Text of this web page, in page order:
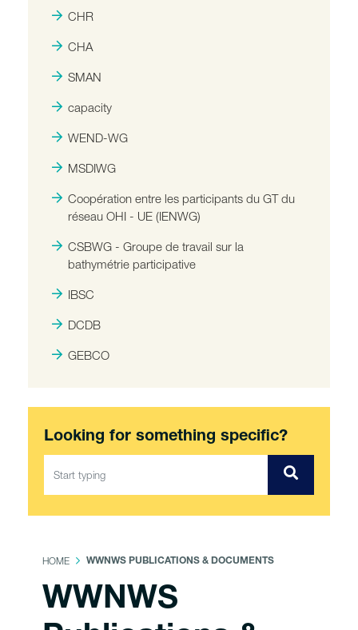
CHR
CHA
SMAN
capacity
WEND-WG
MSDIWG
Coopération entre les participants du GT du
réseau OHI - UE (IENWG)
CSBWG - Groupe de travail sur la
bathymétrie participative
IBSC
DCDB
GEBCO
Looking for something specific?
HOME WWNWS PUBLICATIONS & DOCUMENTS
WWNWS